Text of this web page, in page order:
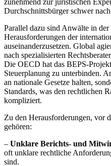
Durchschnittsbürger schwer
Parallel dazu sind Anwälte in
Herausforderungen der
auseinanderzusetzen. Global
nach spezialisierten
Die OECD hat das BEPS-
Steuerplanung zu unterbinden.
an nationale Gesetze halten,
Standards, was den rechtlichen
kompliziert.
Zu den Herausforderungen, vor
gehören:
– Unklare Berichts- und
oft unklare rechtliche
sind.